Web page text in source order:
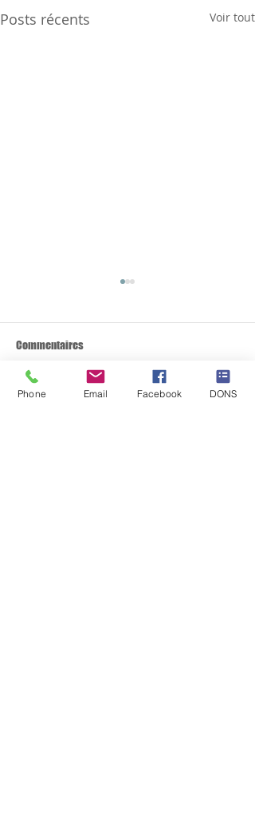
Posts récents Voir tout
ARRIVÉES IMMINENTES...
Commentaires
Phone Email Facebook DONS